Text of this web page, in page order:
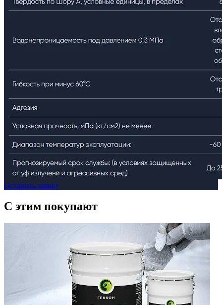
Оставить заявку
C этим покупают